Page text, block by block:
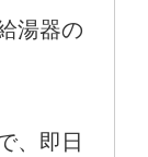
湯器の
、即日